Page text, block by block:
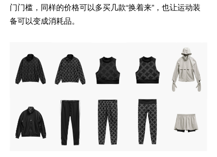
门门槛，同样的价格可以多买几款“换着来”，也让运动装
备可以变成消耗品。